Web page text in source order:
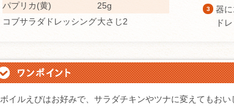
パプリカ(黄)
25g
コブサラダドレッシング大さじ2
3
器
ド
ボイルえびはお好みで、サラダチキンやツナに変えてもおい